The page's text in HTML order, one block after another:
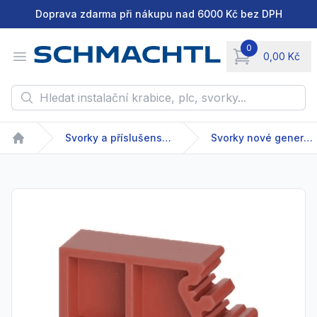
Doprava zdarma při nákupu nad 6000 Kč bez DPH
Open menu
0
0,00 Kč
items in cart,
Hledat instalační krabice, plc, svorky...
Home
Svorky a příslušenství Svorky nové generace